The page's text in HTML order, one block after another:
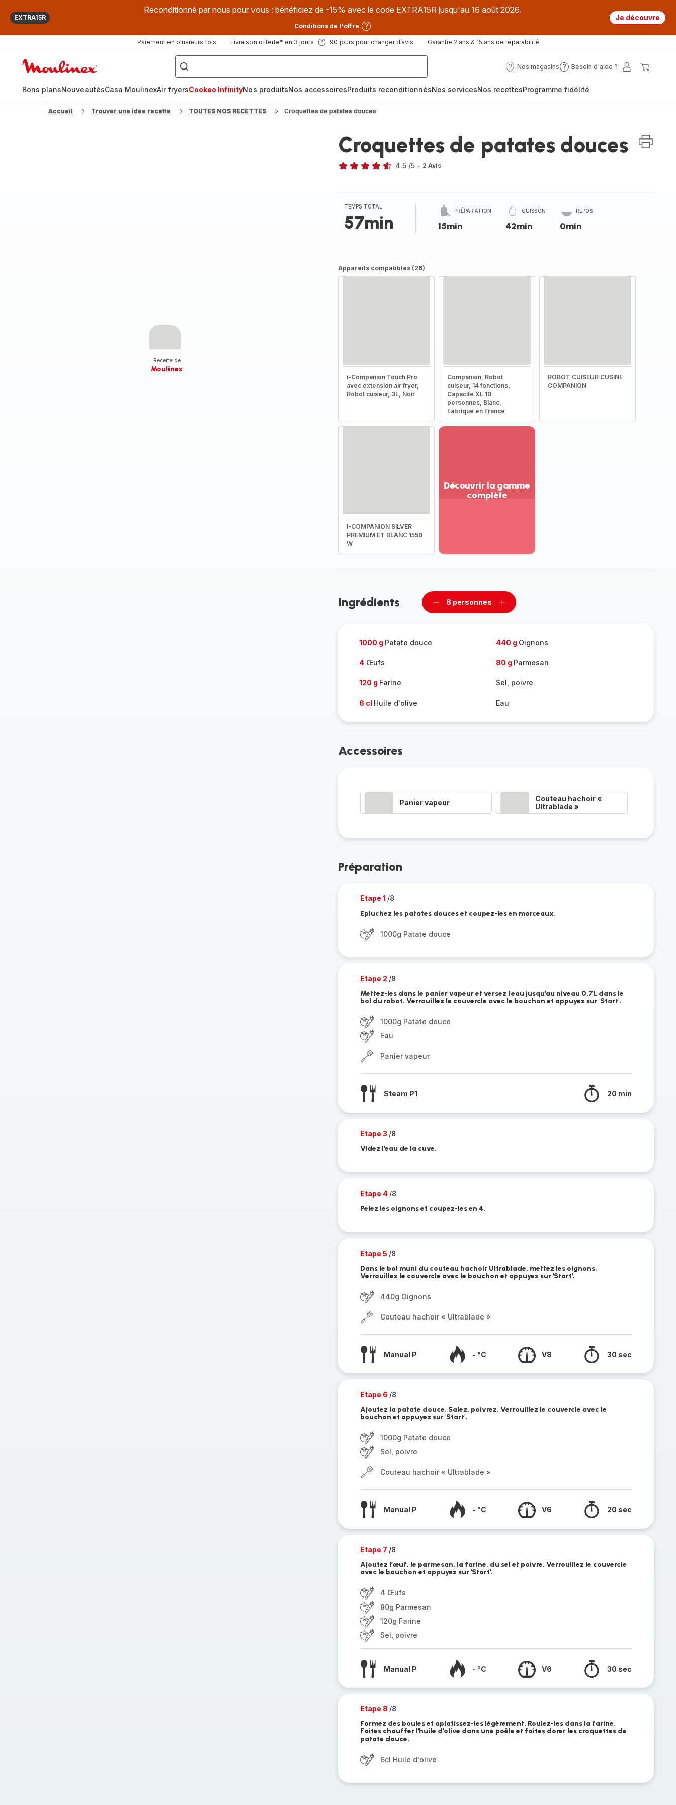
EXTRA15R
Reconditionné par nous pour vous : bénéficiez de -15% avec le code EXTRA15R jusqu'au 16 août 2026.
Conditions de l'offre
Je découvre
Paiement en plusieurs fois Livraison offerte* en 3 jours 90 jours pour changer d’avis Garantie 2 ans & 15 ans de réparabilité
["Que
recherchez-
vous
?",
fryer",
"Companion"]
Nos magasins
Nos
Besoin d'aide ?
Besoin
?
Mon
Bons plansNouveautésCasa MoulinexAir fryersCookeo InfinityNos produitsNos accessoiresProduits reconditionnésNos servicesNos recettesProgramme fidélité
Accueil Trouver une idée recette TOUTES NOS RECETTES Croquettes de patates douces
Recette de
Moulinex
Croquettes de patates douces
4.5 /5 - 2 Avis
TEMPS TOTAL
57min
PRÉPARATION
15min
CUISSON
42min
REPOS
0min
Appareils compatibles (26)
i-Companion Touch Pro
avec extension air fryer,
Robot cuiseur, 3L, Noir
Companion, Robot
cuiseur, 14 fonctions,
Capacité XL 10
personnes, Blanc,
Fabriqué en France
ROBOT CUISEUR CUSINE
COMPANION
I-COMPANION SILVER
PREMIUM ET BLANC 1550
W
Découvrir la gamme
complète
gamme
Ingrédients
Supprimer
8 personnes
Ajouter
1000 g Patate douce 440 g Oignons
4Œufs 80 g Parmesan
120 g Farine Sel, poivre
6 cl Huile d'olive Eau
Accessoires
Panier vapeur
Couteau hachoir «
Ultrablade »
Préparation
Etape 1 /8
Epluchez les patates douces et coupez-les en morceaux.
1000g Patate douce
Etape 2 /8
Mettez-les dans le panier vapeur et versez l'eau jusqu'au niveau 0.7L dans le
bol du robot. Verrouillez le couvercle avec le bouchon et appuyez sur 'Start'.
1000g Patate douce
Eau
Panier vapeur
Steam P1 20 min
Etape 3 /8
Videz l'eau de la cuve.
Etape 4 /8
Pelez les oignons et coupez-les en 4.
Etape 5 /8
Dans le bol muni du couteau hachoir Ultrablade, mettez les oignons.
Verrouillez le couvercle avec le bouchon et appuyez sur 'Start'.
440g Oignons
Couteau hachoir « Ultrablade »
Manual P - °C V8 30 sec
Etape 6 /8
Ajoutez la patate douce. Salez, poivrez. Verrouillez le couvercle avec le
bouchon et appuyez sur 'Start'.
1000g Patate douce
Sel, poivre
Couteau hachoir « Ultrablade »
Manual P - °C V6 20 sec
Etape 7 /8
Ajoutez l’œuf, le parmesan, la farine, du sel et poivre. Verrouillez le couvercle
avec le bouchon et appuyez sur 'Start'.
4 Œufs
80g Parmesan
120g Farine
Sel, poivre
Manual P - °C V6 30 sec
Etape 8 /8
Formez des boules et aplatissez-les légèrement. Roulez-les dans la farine.
Faites chauffer l'huile d'olive dans une poêle et faites dorer les croquettes de
patate douce.
6cl Huile d'olive